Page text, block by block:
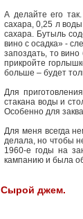
А делайте его
сахара, 0,25 л
сахара. Бутыль
вино с осадка» -
запоздать, то
прикройте
больше – будет
Для
стакана воды и
Особенно для
Для меня всегда
делала, но чтобы
1960-е годы на
кампанию и была
Сырой джем.